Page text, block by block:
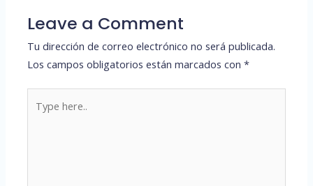
Leave a Comment
Tu dirección de correo electrónico no será publicada.
Los campos obligatorios están marcados con*
here..